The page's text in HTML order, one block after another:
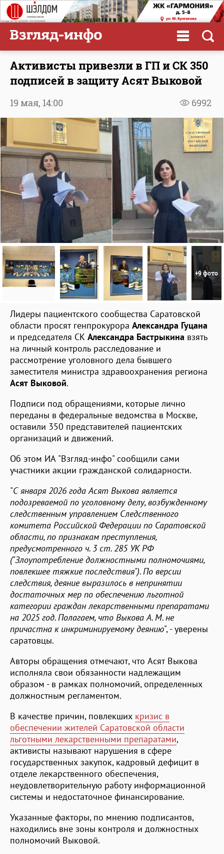
Активисты привезли в ГП и СК 350
подписей в защиту Асят Выковой
6992
19 мая, 14:00
+9 фото
Лидеры пациентского сообщества Саратовской
области просят генпрокурора Александра Гуцана
и председателя СК Александра Бастрыкина взять
на личный контроль расследование и
рассмотрение уголовного дела бывшего
заместителя министра здравоохранения региона
Асят Выковой.
Подписи под обращениями, которые лично
переданы в федеральные ведомства в Москве,
оставили 350 представителей пациентских
организаций и движений.
Об этом ИА "Взгляд-инфо" сообщили сами
участники акции гражданской солидарности.
"С января 2026 года Асят Выкова является
подозреваемой по уголовному делу, возбужденному
следственным управлением Следственного
комитета Российской Федерации по Саратовской
области, по признакам преступления,
предусмотренного ч. 3 ст. 285 УК РФ
("Злоупотребление должностными полномочиями,
повлекшее тяжкие последствия"). По версии
следствия, деяние выразилось в непринятии
достаточных мер по обеспечению льготной
категории граждан лекарственными препаратами
на 2025 год. Полагаем, что Выкова А. М. не
причастна к инкриминируемому деянию", - уверены
саратовцы.
Авторы обращения отмечают, что Асят Выкова
исполняла свои обязанности надлежащим
образом - в рамках полномочий, определенных
должностным регламентом.
В качестве причин, повлекших кризис в
обеспечении жителей Саратовской области
льготными лекарственными препаратами,
активисты называют нарушения в сфере
государственных закупок, кадровый дефицит в
отделе лекарственного обеспечения,
неудовлетворительную работу информационной
системы и недостаточное финансирование.
Указанные факторы, по мнению подписантов,
находились вне зоны контроля и должностных
полномочий Выковой.